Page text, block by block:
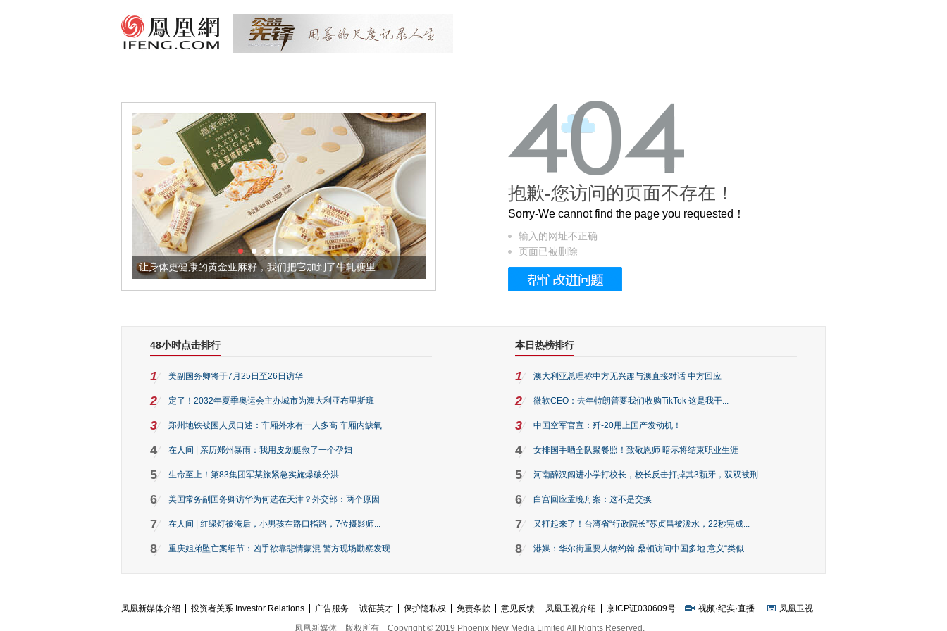
让身体更健康的黄金亚麻籽，我们把它加到了牛轧糖里 被列入佛家七宝的它到底有多美？
抱歉-您访问的页面不存在！
Sorry-We cannot find the page you requested！
输入的网址不正确
页面已被删除
48小时点击排行
1 美副国务卿将于7月25日至26日访华
2 定了！2032年夏季奥运会主办城市为澳大利亚布里斯班
3 郑州地铁被困人员口述：车厢外水有一人多高 车厢内缺氧
4 在人间 | 亲历郑州暴雨：我用皮划艇救了一个孕妇
5 生命至上！第83集团军某旅紧急实施爆破分洪
6 美国常务副国务卿访华为何选在天津？外交部：两个原因
7 在人间 | 红绿灯被淹后，小男孩在路口指路，7位摄影师...
8 重庆姐弟坠亡案细节：凶手欲靠悲情蒙混 警方现场勘察发现...
本日热榜排行
1 澳大利亚总理称中方无兴趣与澳直接对话 中方回应
2 微软CEO：去年特朗普要我们收购TikTok 这是我干...
3 中国空军官宣：歼-20用上国产发动机！
4 女排国手晒全队聚餐照！致敬恩师 暗示将结束职业生涯
5 河南醉汉闯进小学打校长，校长反击打掉其3颗牙，双双被刑...
6 白宫回应孟晚舟案：这不是交换
7 又打起来了！台湾省“行政院长”苏贞昌被泼水，22秒完成...
8 港媒：华尔街重要人物约翰·桑顿访问中国多地 意义“类似...
凤凰新媒体介绍 投资者关系 Investor Relations 广告服务 诚征英才 保护隐私权 免责条款 意见反馈 凤凰卫视介绍 京ICP证030609号 视频·纪实·直播
凤凰卫视
凤凰新媒体
版权所有 Copyright © 2019 Phoenix New Media Limited All Rights Reserved.